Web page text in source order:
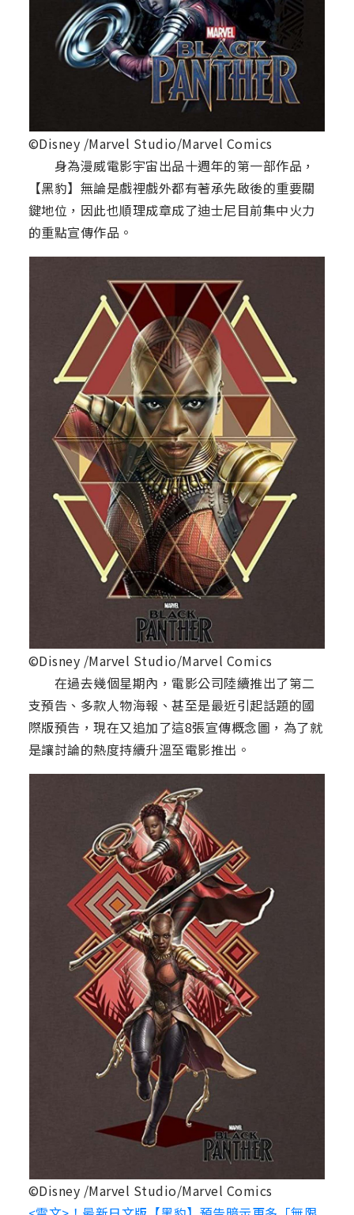
©Disney /Marvel Studio/Marvel Comics
身為漫威電影宇宙出品十週年的第一部作品，
【黑豹】無論是戲裡戲外都有著承先啟後的重要關
鍵地位，因此也順理成章成了迪士尼目前集中火力
的重點宣傳作品。
©Disney /Marvel Studio/Marvel Comics
在過去幾個星期內，電影公司陸續推出了第二
支預告、多款人物海報、甚至是最近引起話題的國
際版預告，現在又追加了這8張宣傳概念圖，為了就
是讓討論的熱度持續升溫至電影推出。
©Disney /Marvel Studio/Marvel Comics